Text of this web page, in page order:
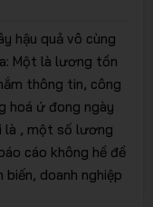
hậu quả vô cùng
Một là lương tồn
thông tin, công
hoá ứ đong ngày
là , một số lương
cáo không hề đề
doanh nghiệp